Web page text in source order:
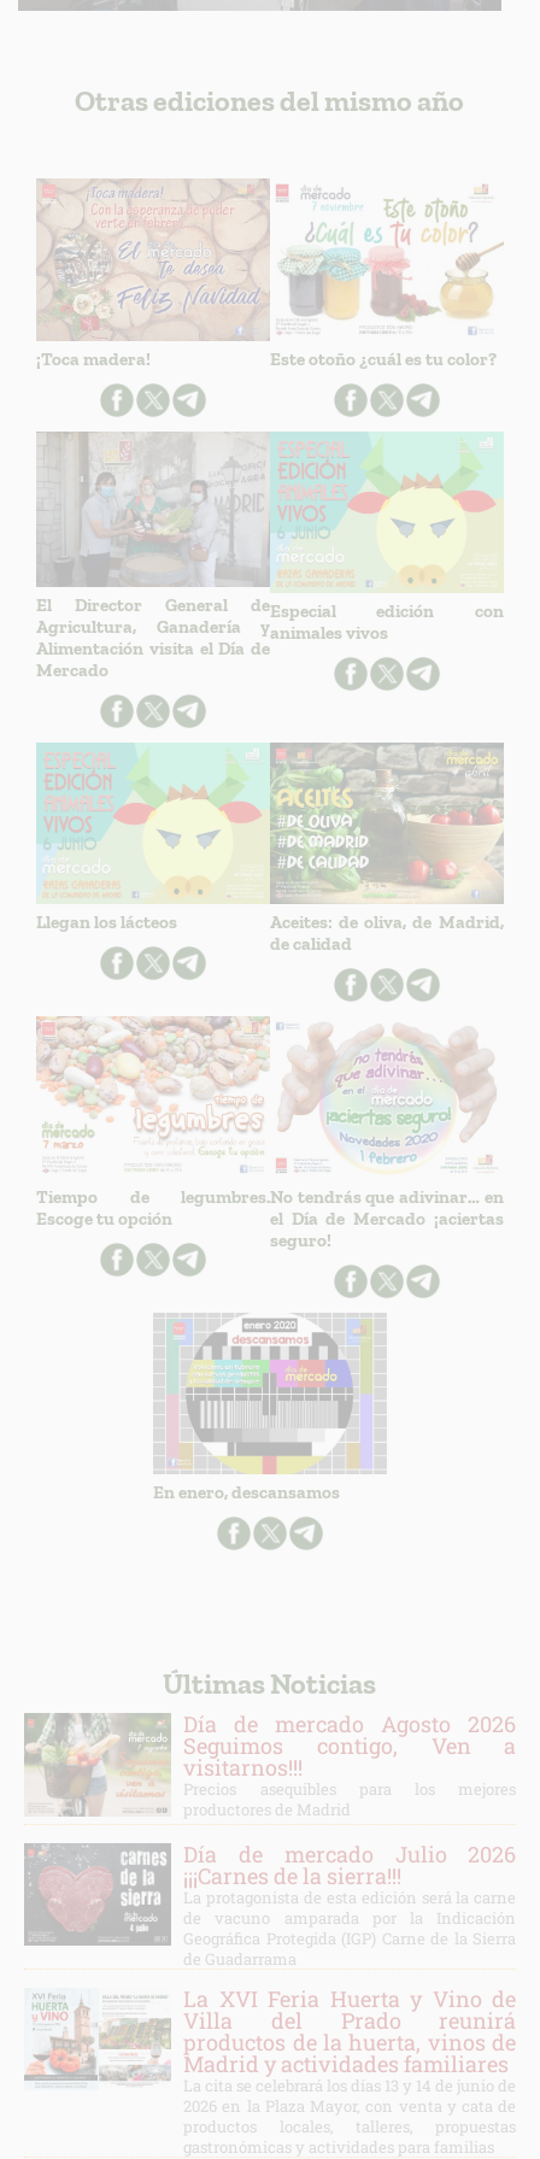
Otras ediciones del mismo año
¡Toca madera! Este otoño ¿cuál es tu color?
El Director General de
Agricultura, Ganadería y
Alimentación visita el Día de
Mercado
Especial edición con
animales vivos
Llegan los lácteos
Aceites: de oliva, de Madrid,
de calidad
Tiempo de legumbres.
Escoge tu opción
No tendrás que adivinar… en
el Día de Mercado ¡aciertas
seguro!
En enero, descansamos
Últimas Noticias
Día de mercado Agosto 2026
Seguimos contigo, Ven a
visitarnos!!!
Precios asequibles para los mejores
productores de Madrid
Día de mercado Julio 2026
¡¡¡Carnes de la sierra!!!
La protagonista de esta edición será la carne
de vacuno amparada por la Indicación
Geográfica Protegida (IGP) Carne de la Sierra
de Guadarrama
La XVI Feria Huerta y Vino de
Villa del Prado reunirá
productos de la huerta, vinos de
Madrid y actividades familiares
La cita se celebrará los días 13 y 14 de junio de
2026 en la Plaza Mayor, con venta y cata de
productos locales, talleres, propuestas
gastronómicas y actividades para familias